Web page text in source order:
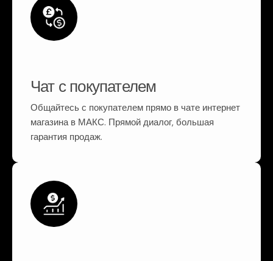
Чат с покупателем
Общайтесь с покупателем прямо в чате интернет
магазина в МАКС. Прямой диалог, большая
гарантия продаж.